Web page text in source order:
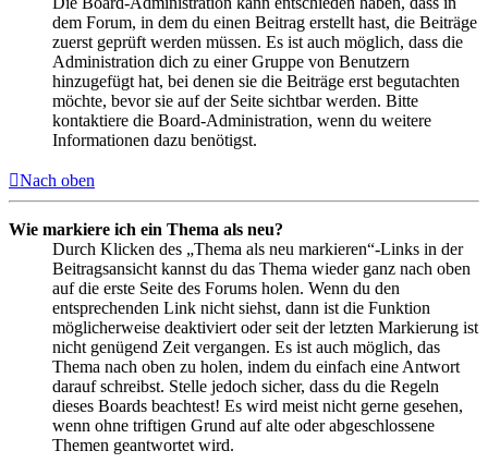
dem Forum, in dem du einen Beitrag erstellt hast, die Beiträge
zuerst geprüft werden müssen. Es ist auch möglich, dass die
Administration dich zu einer Gruppe von Benutzern
hinzugefügt hat, bei denen sie die Beiträge erst begutachten
möchte, bevor sie auf der Seite sichtbar werden. Bitte
kontaktiere die Board-Administration, wenn du weitere
Informationen dazu benötigst.
Nach oben
Wie markiere ich ein Thema als neu?
Durch Klicken des „Thema als neu markieren“-Links in der
Beitragsansicht kannst du das Thema wieder ganz nach oben
auf die erste Seite des Forums holen. Wenn du den
entsprechenden Link nicht siehst, dann ist die Funktion
möglicherweise deaktiviert oder seit der letzten Markierung ist
nicht genügend Zeit vergangen. Es ist auch möglich, das
Thema nach oben zu holen, indem du einfach eine Antwort
darauf schreibst. Stelle jedoch sicher, dass du die Regeln
dieses Boards beachtest! Es wird meist nicht gerne gesehen,
wenn ohne triftigen Grund auf alte oder abgeschlossene
Themen geantwortet wird.